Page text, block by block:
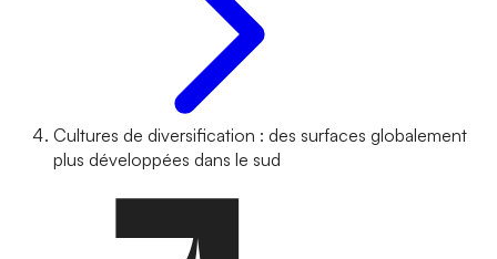
Cultures de diversification : des surfaces globalement
plus développées dans le sud